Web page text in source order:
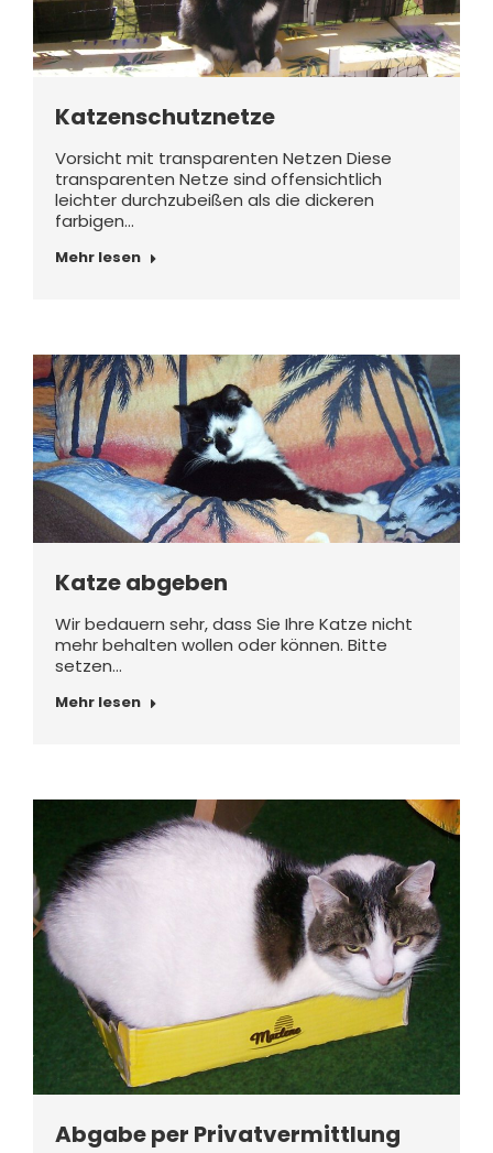
Katzenschutznetze
Vorsicht mit transparenten Netzen Diese
transparenten Netze sind offensichtlich
leichter durchzubeißen als die dickeren
farbigen…
Mehr lesen
Katze abgeben
Wir bedauern sehr, dass Sie Ihre Katze nicht
mehr behalten wollen oder können. Bitte
setzen…
Mehr lesen
Abgabe per Privatvermittlung